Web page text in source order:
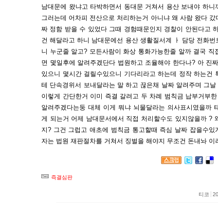
남대문에 왔냐고 타박하면서 동대문 거쳐서 용산 보내야 하
그러는데 어차피 전산으로 처리하는거 아니냐 왜 사람 왔다
짜 정함 받을 수 있었다 그때 경험때문인지 경찰이 안된다고
건 해달라고 하니 남대문에선 용산 생활질서계 ㅏ 담당 전화
니 누군줄 알고? 모든사람이 화상 통화가능한줄 알까 결국
면 몇일후에 알려주겠단다 법원하고 조율해야 한다나? 아 진
있으니 몇시간 걸릴수있으니 기다리라고 하는데 정작 하는건
테 단속경위서 보내달라는 말 하고 끊은채 날짜 알려주며 그
이렇게 간단한거 이미 즉결 갈려고 두 차례 범칙금 납부거부
알려주겠다는둥 대체 이게 뭐냐 뇌물달라는 의사표시였을까
게 되는거 어제 남대문서에서 직접 처리할수도 있지않을까 ?
지? 그건 그럽고 애초에 범칙금 통고할때 즉심 날짜 잡을수
자는 법원 재판절차를 거쳐서 징벌을 해야지 무조건 돈내놔
즉결심판
티코